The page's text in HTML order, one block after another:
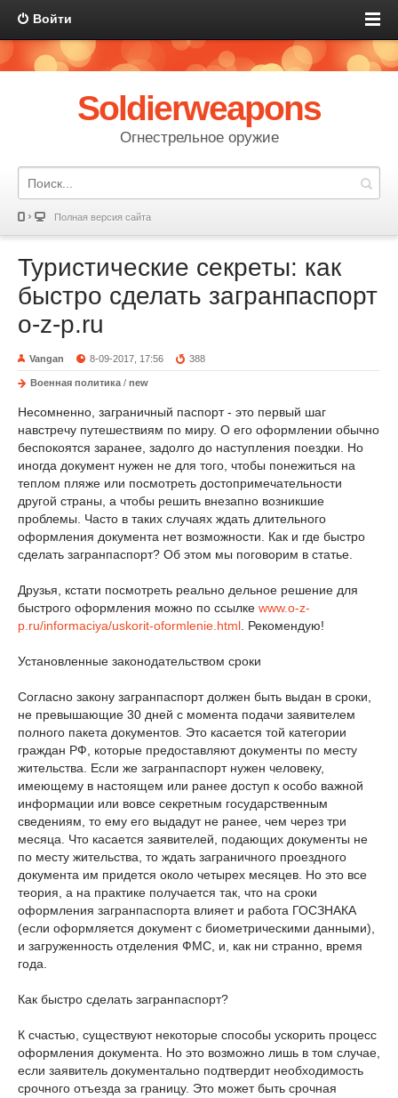
Войти
Soldierweapons
Огнестрельное оружие
Полная версия сайта
Туристические секреты: как
быстро сделать загранпаспорт
o-z-p.ru
Vangan 8-09-2017, 17:56 388
Военная политика / new
Несомненно, заграничный паспорт - это первый шаг
навстречу путешествиям по миру. О его оформлении обычно
беспокоятся заранее, задолго до наступления поездки. Но
иногда документ нужен не для того, чтобы понежиться на
теплом пляже или посмотреть достопримечательности
другой страны, а чтобы решить внезапно возникшие
проблемы. Часто в таких случаях ждать длительного
оформления документа нет возможности. Как и где быстро
сделать загранпаспорт? Об этом мы поговорим в статье.
Друзья, кстати посмотреть реально дельное решение для
быстрого оформления можно по ссылке www.o-z-
p.ru/informaciya/uskorit-oformlenie.html . Рекомендую!
Установленные законодательством сроки
Согласно закону загранпаспорт должен быть выдан в сроки,
не превышающие 30 дней с момента подачи заявителем
полного пакета документов. Это касается той категории
граждан РФ, которые предоставляют документы по месту
жительства. Если же загранпаспорт нужен человеку,
имеющему в настоящем или ранее доступ к особо важной
информации или вовсе секретным государственным
сведениям, то ему его выдадут не ранее, чем через три
месяца. Что касается заявителей, подающих документы не
по месту жительства, то ждать заграничного проездного
документа им придется около четырех месяцев. Но это все
теория, а на практике получается так, что на сроки
оформления загранпаспорта влияет и работа ГОСЗНАКА
(если оформляется документ с биометрическими данными),
и загруженность отделения ФМС, и, как ни странно, время
года.
Как быстро сделать загранпаспорт?
К счастью, существуют некоторые способы ускорить процесс
оформления документа. Но это возможно лишь в том случае,
если заявитель документально подтвердит необходимость
срочного отъезда за границу. Это может быть срочная